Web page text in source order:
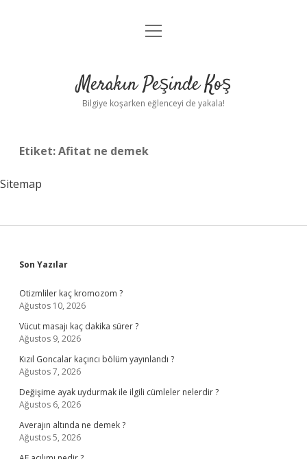
Anasayfa
Yasal Uyarı
menüyü
Merakın Peşinde Koş
Bilgiye koşarken eğlenceyi de yakala!
Etiket:Afitat ne demek
Sitemap
Sidebar
Son Yazılar
Otizmliler kaç kromozom ?
Ağustos 10, 2026
Vücut masajı kaç dakika sürer ?
Ağustos 9, 2026
Kızıl Goncalar kaçıncı bölüm yayınlandı ?
Ağustos 7, 2026
Değişime ayak uydurmak ile ilgili cümleler nelerdir ?
Ağustos 6, 2026
Averajın altında ne demek ?
Ağustos 5, 2026